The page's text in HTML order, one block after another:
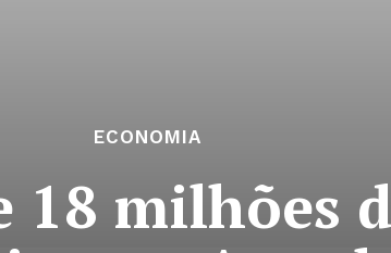
ECONOMIA
18 milhões